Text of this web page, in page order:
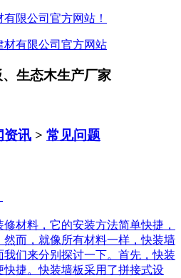
限公司官方网站！
生态木生产厂家
资讯 > 常见问题
材料，它的安装方法简单快捷，
而，就像所有材料一样，快装墙
们来分别探讨一下。首先，快装
捷。快装墙板采用了拼接式设